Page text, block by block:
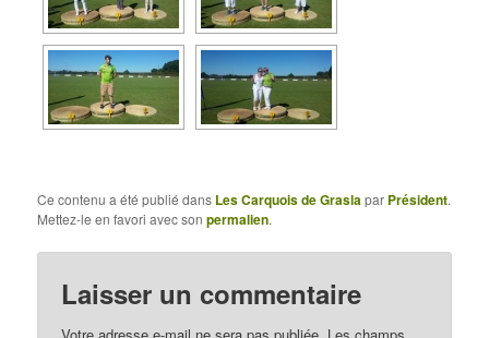
Ce contenu a été publié dans Les Carquois de Graslapar Président.
Mettez-le en favori avec sonpermalien.
Laisser un commentaire
Votre adresse e-mail ne sera pas publiée. Les champs